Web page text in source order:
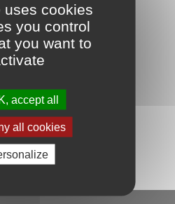
Je crée mon compte
uses cookies
you control
you want to
accept all
all cookies